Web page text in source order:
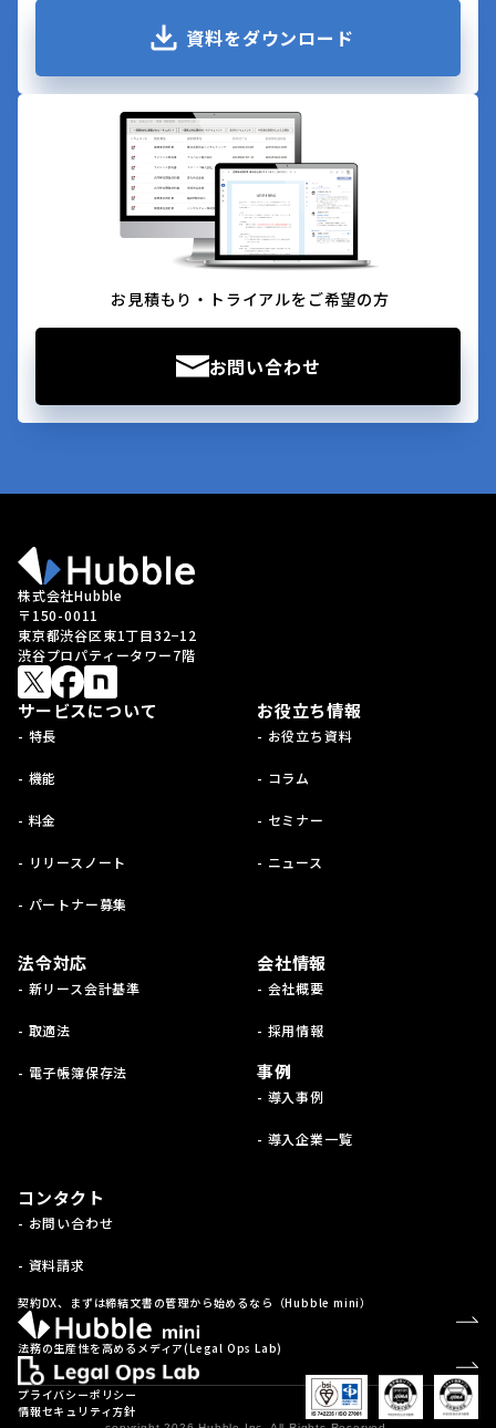
資料をダウンロード
お見積もり・トライアルをご希望の方
お問い合わせ
株式会社Hubble
〒150-0011
東京都渋谷区東1丁目32−12
渋谷プロパティータワー7階
サービスについて
- 特長
- 機能
- 料金
- リリースノート
- パートナー募集
お役立ち情報
- お役立ち資料
- コラム
- セミナー
- ニュース
法令対応
- 新リース会計基準
- 取適法
- 電子帳簿保存法
会社情報
- 会社概要
- 採用情報
事例
- 導入事例
- 導入企業一覧
コンタクト
- お問い合わせ
- 資料請求
契約DX、まずは締結文書の管理から始めるなら（Hubble mini）
法務の生産性を高めるメディア(Legal Ops Lab)
プライバシーポリシー
情報セキュリティ方針